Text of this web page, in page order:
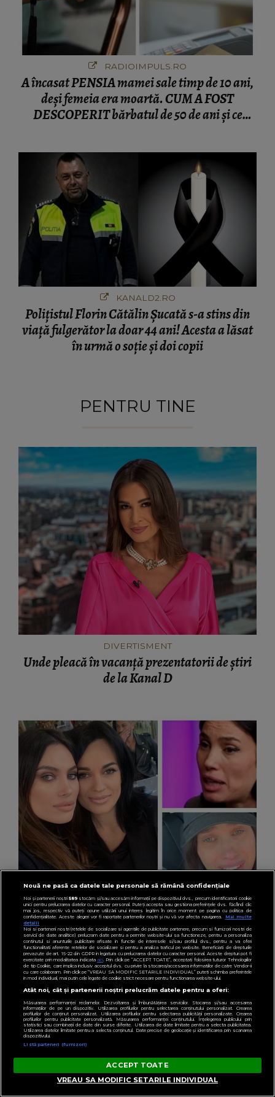
RADIOIMPULS.RO
A încasat PENSIA mamei sale timp de 10 ani,
deși femeia era moartă. CUM A FOST
DESCOPERIT bărbatul de 50 de ani și ce
KANALD2.RO
Polițistul Florin Cătălin Șucată s-a stins din
viață fulgerător la doar 44 ani! Acesta a lăsat
în urmă o soție și doi copii
PENTRU TINE
DIVERTISMENT
Unde pleacă în vacanță prezentatorii de știri
de la Kanal D
VEDETE
Drama din spatele Alinei Pușcău. Cu ce
probleme de sănătate se confruntă sora
modelului internațional: “Un proces foarte
greu.”
Nouă ne pasă ca datele tale personale să rămână confidențiale
Noi și partenerii noștri589stocăm și/sau accesăm informații pe dispozitivul dvs., precum identificatorii cookie
unici pentru prelucrarea datelor cu caracter personal. Puteți accepta sau gestiona preferințele dvs. făcând clic
mai jos, respectiv vă puteți opune utilizării unui interes legitim în orice moment pe pagina cu politica de
confidențialitate. Aceste alegeri vor fi raportate partenerilor noștri și nu vă vor afecta navigarea.
Mai multe
detalii
Noi si partenerii nostri (retelele de socializare si agentiile de publicitate partenere, precum si furnizorii nostri de
servicii de date analitice) prelucram date pentru a permite website-ului sa functioneze, pentru a personaliza
continutul si anunturile publicitare afisate in functie de interesele si/sau profilul dvs., pentru a va oferi
functionalitati aferente retelelor de socializare si pentru a analiza traficul pe website. Beneficiati de drepturile
prevazute de art. 15-22 din GDPR in legatura cu prelucrarea datelor cu caracter personal. Aceste drepturi pot fi
exercitate prin modalitatea indicataaici. Prin click pe “ACCEPT TOATE”, acceptati folosirea tuturor Tehnologiilor
de tip Cookie, care implica inclusiv acceptul dvs. cu privire la stocarea/accesarea informatiilor de catre Vendor-ii
cu care colaboram. Prin click pe “VREAU SA MODIFIC SETARILE INDIVIDUAL” puteti schimba preferintele
in mod individual, mai putin cele legate de cookie strict necesare pentru functionarea website-ului.
Atât noi, cât și partenerii noștri prelucrăm datele pentru a oferi:
Măsurarea performanței reclamelor. Dezvoltarea și îmbunătățirea serviciilor. Stocarea și/sau accesarea
informațiilor de pe un dispozitiv. Utilizarea profilurilor pentru selectarea conținutului personalizat. Crearea
profilurilor de conținut personalizat. Utilizarea profilurilor pentru selectarea publicității personalizate. Crearea
profilurilor pentru publicitate personalizată. Măsurarea performanței conținutului. Înțelegerea publicului prin
statistici sau combinații de date din surse diferite. Utilizarea de date limitate pentru a selecta publicitatea.
Utilizarea datelor limitate pentru a selecta conținutul. Date precise de geolocație și identificarea prin scanarea
dispozitivului.
Listă parteneri (furnizori)
ACCEPT TOATE
VREAU SA MODIFIC SETARILE INDIVIDUAL